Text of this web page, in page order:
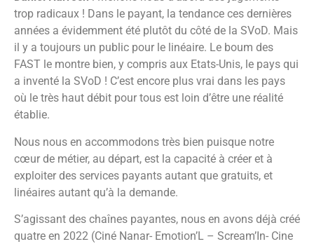
trop radicaux ! Dans le payant, la tendance ces dernières
années a évidemment été plutôt du côté de la SVoD. Mais
il y a toujours un public pour le linéaire. Le boum des
FAST le montre bien, y compris aux Etats-Unis, le pays qui
a inventé la SVoD ! C’est encore plus vrai dans les pays
où le très haut débit pour tous est loin d’être une réalité
établie.
Nous nous en accommodons très bien puisque notre
cœur de métier, au départ, est la capacité à créer et à
exploiter des services payants autant que gratuits, et
linéaires autant qu’à la demande.
S’agissant des chaînes payantes, nous en avons déjà créé
quatre en 2022 (Ciné Nanar- Emotion’L – Scream’In- Cine